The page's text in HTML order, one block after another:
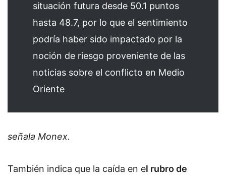
situación futura desde 50.1 puntos
hasta 48.7, por lo que el sentimiento
podría haber sido impactado por la
noción de riesgo proveniente de las
noticias sobre el conflicto en Medio
Oriente
señala Monex.
También indica que la caída en el rubro de